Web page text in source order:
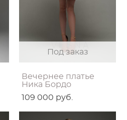
Под заказ
Вечернее платье
Ника Бордо
109 000 pуб.